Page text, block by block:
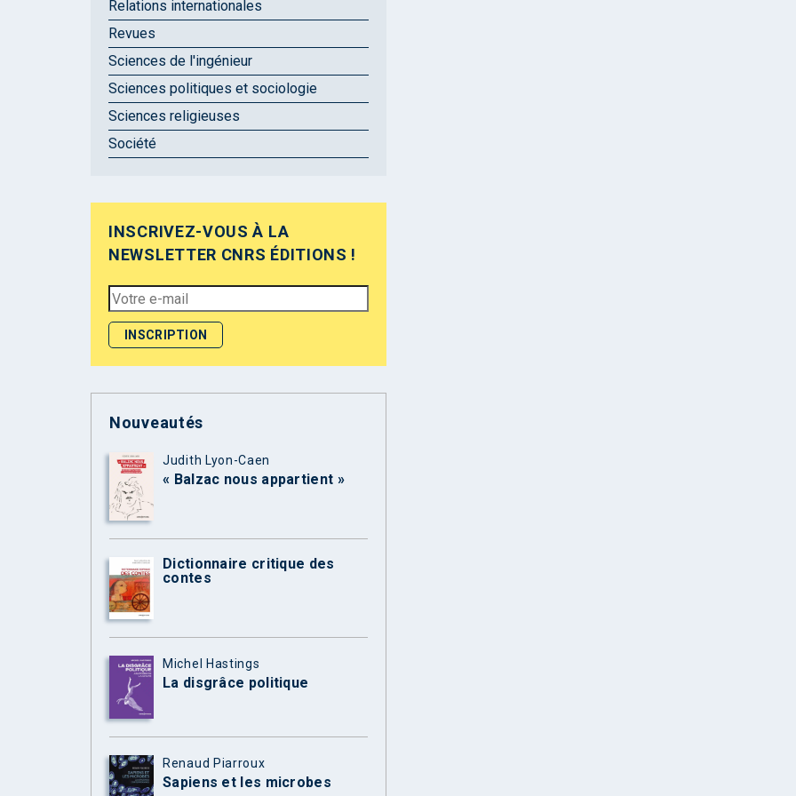
Relations internationales
Revues
Sciences de l'ingénieur
Sciences politiques et sociologie
Sciences religieuses
Société
INSCRIVEZ-VOUS À LA
NEWSLETTER CNRS ÉDITIONS !
Nouveautés
Judith Lyon-Caen
« Balzac nous appartient »
Dictionnaire critique des
contes
Michel Hastings
La disgrâce politique
Renaud Piarroux
Sapiens et les microbes